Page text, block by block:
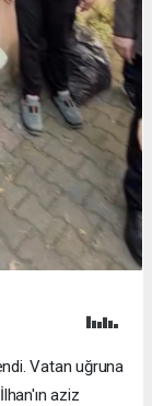
Vatan uğruna
aziz